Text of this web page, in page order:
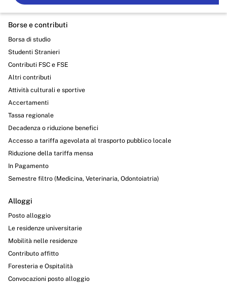
Borse e contributi
Borsa di studio
Studenti Stranieri
Contributi FSC e FSE
Altri contributi
Attività culturali e sportive
Accertamenti
Tassa regionale
Decadenza o riduzione benefici
Accesso a tariffa agevolata al trasporto pubblico locale
Riduzione della tariffa mensa
In Pagamento
Semestre filtro (Medicina, Veterinaria, Odontoiatria)
Alloggi
Posto alloggio
Le residenze universitarie
Mobilità nelle residenze
Contributo affitto
Foresteria e Ospitalità
Convocazioni posto alloggio